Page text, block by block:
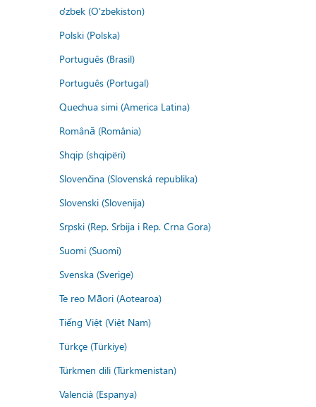
o'zbek (O'zbekiston)
Polski (Polska)
Português (Brasil)
Português (Portugal)
Quechua simi (America Latina)
Română (România)
Shqip (shqipëri)
Slovenčina (Slovenská republika)
Slovenski (Slovenija)
Srpski (Rep. Srbija i Rep. Crna Gora)
Suomi (Suomi)
Svenska (Sverige)
Te reo Māori (Aotearoa)
Tiếng Việt (Việt Nam)
Türkçe (Türkiye)
Türkmen dili (Türkmenistan)
Valencià (Espanya)